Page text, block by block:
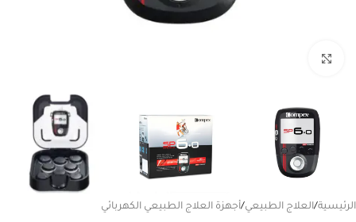
الرئيسية/العلاج الطبيعي/أجهزة العلاج الطبيعي الكهربائي